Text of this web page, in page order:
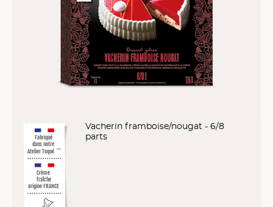
Fabriqué
dans notre
Atelier Toqué
™*
Crème
fraîche
origine FRANCE
Vacherin framboise/nougat - 6/8
parts